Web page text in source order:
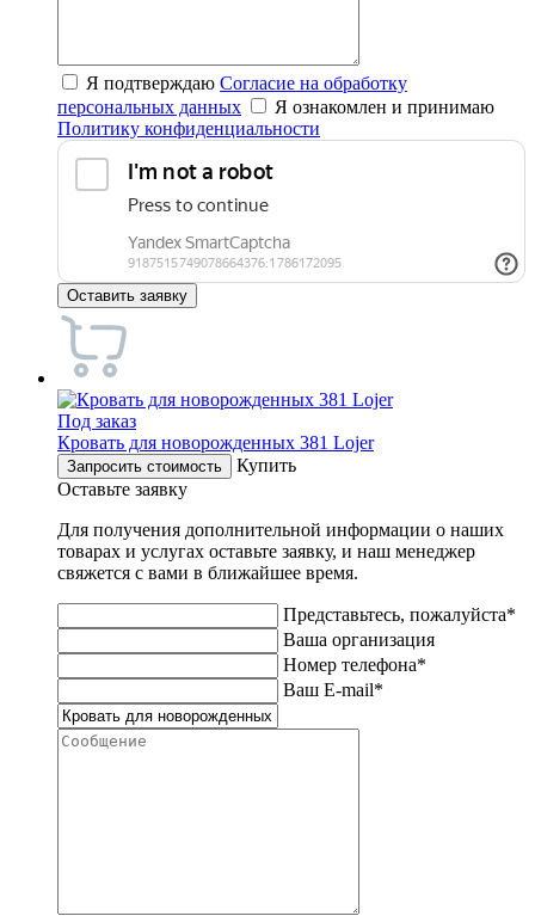
Я подтверждаю Согласие на обработку
персональных данных
Я ознакомлен и принимаю
Политику конфиденциальности
Оставить заявку
Под заказ
Кровать для новорожденных 381 Lojer
Запросить стоимость
Купить
Оставьте заявку
Для получения дополнительной информации о наших
товарах и услугах оставьте заявку, и наш менеджер
свяжется с вами в ближайшее время.
Представьтесь, пожалуйста*
Ваша организация
Номер телефона*
Ваш E-mail*